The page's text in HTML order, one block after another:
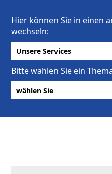
Hier können Sie in einen
wechseln:
Bitte wählen Sie ein